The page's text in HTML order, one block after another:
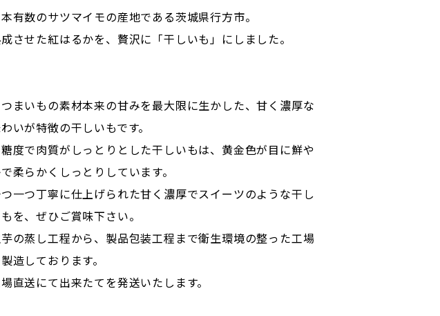
有数のサツマイモの産地である茨城県行方市。
させた紅はるかを、贅沢に「干しいも」にしました。
まいもの素材本来の甘みを最大限に生かした、甘く濃厚な
いが特徴の干しいもです。
度で肉質がしっとりとした干しいもは、黄金色が目に鮮や
柔らかくしっとりしています。
一つ丁寧に仕上げられた甘く濃厚でスイーツのような干し
を、ぜひご賞味下さい。
の蒸し工程から、製品包装工程まで衛生環境の整った工場
造しております。
直送にて出来たてを発送いたします。